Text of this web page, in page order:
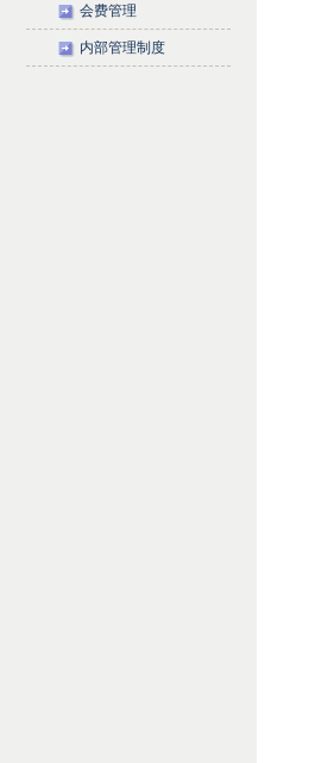
会费管理
内部管理制度